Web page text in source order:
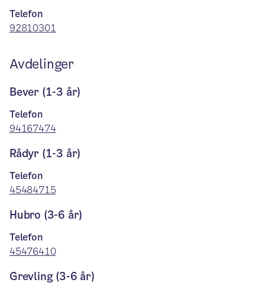
Telefon
92810301
Avdelinger
Bever (1-3 år)
Telefon
94167474
Rådyr (1-3 år)
Telefon
45484715
Hubro (3-6 år)
Telefon
45476410
Grevling (3-6 år)